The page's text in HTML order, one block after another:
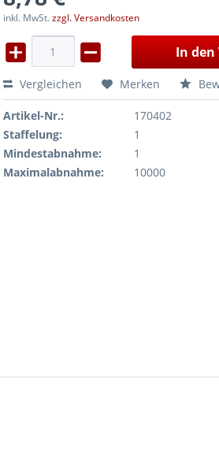
inkl. MwSt.zzgl. Versandkosten
In den
Vergleichen Merken
Artikel-Nr.:
170402
Staffelung:
1
Mindestabnahme:
1
Maximalabnahme:
10000